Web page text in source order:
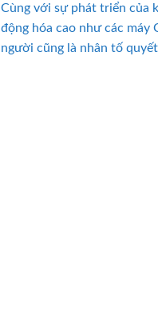
Cùng với sự phát triển của
động hóa cao như các máy
người cũng là nhân tố